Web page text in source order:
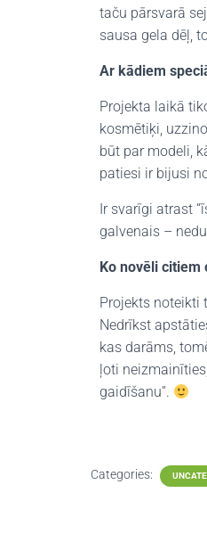
taču pārsvarā
sausa gela dēļ,
Ar kādiem
Projekta laikā
kosmētiķi,
būt par modeli,
patiesi ir bijusi
Ir svarīgi atrast
galvenais –
Ko novēli citiem
Projekts noteikti
Nedrīkst
kas darāms,
ļoti
gaidīšanu”.
Categories: